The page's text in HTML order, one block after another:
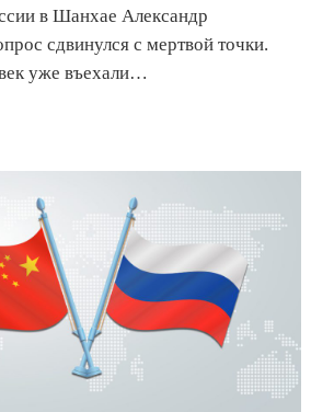
в Шанхае Александр
сдвинулся с мертвой точки.
уже въехали…